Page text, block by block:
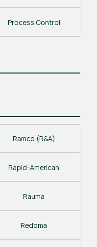
Process Control
Ramco (R&A)
Rapid-American
Rauma
Redoma